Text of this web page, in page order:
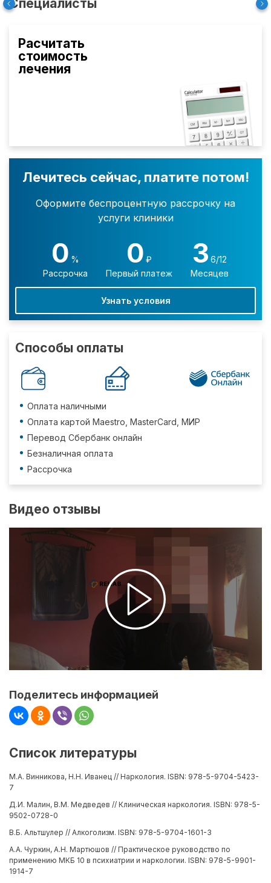
Специалисты
Расчитать
стоимость
лечения
Лечитесь сейчас, платите потом!
Оформите беспроцентную рассрочку на
услуги клиники
0 %
Рассрочка
0 ₽
Первый платеж
3 6/12
Месяцев
Узнать условия
Способы оплаты
Оплата наличными
Оплата картой Maestro, MasterCard, МИР
Перевод Сбербанк онлайн
Безналичная оплата
Рассрочка
Видео отзывы
Поделитесь информацией
Список литературы
М.А. Винникова, Н.Н. Иванец // Наркология. ISBN: 978-5-9704-5423-
7
Д.И. Малин, В.М. Медведев // Клиническая наркология. ISBN: 978-5-
9502-0728-0
В.Б. Альтшулер // Алкоголизм. ISBN: 978-5-9704-1601-3
А.А. Чуркин, А.Н. Мартюшов // Практическое руководство по
применению МКБ 10 в психиатрии и наркологии. ISBN: 978-5-9901-
1914-7